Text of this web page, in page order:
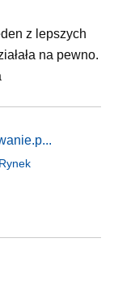
z lepszych
na pewno.